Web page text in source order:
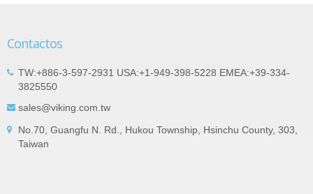
Contactos
TW:+886-3-597-2931 USA:+1-949-398-5228 EMEA:+39-334-
3825550
sales@viking.com.tw
No.70, Guangfu N. Rd., Hukou Township, Hsinchu County, 303,
Taiwan